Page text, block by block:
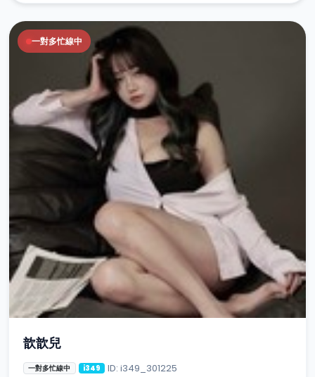
一對多忙線中
歆歆兒
一對多忙線中 i349 ID: i349_301225